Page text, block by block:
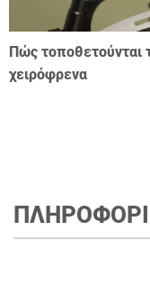
Πώς τοποθετούνται
χειρόφρενα